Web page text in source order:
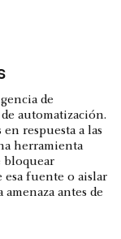
de
automatización.
respuesta a las
herramienta
bloquear
esa fuente o aislar
antes de